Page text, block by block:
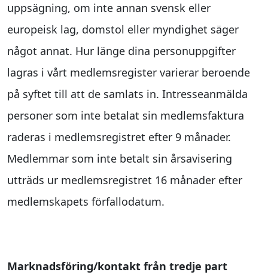
uppsägning, om inte annan svensk eller
europeisk lag, domstol eller myndighet säger
något annat. Hur länge dina personuppgifter
lagras i vårt medlemsregister varierar beroende
på syftet till att de samlats in. Intresseanmälda
personer som inte betalat sin medlemsfaktura
raderas i medlemsregistret efter 9 månader.
Medlemmar som inte betalt sin årsavisering
utträds ur medlemsregistret 16 månader efter
medlemskapets förfallodatum.
Marknadsföring/kontakt från tredje part